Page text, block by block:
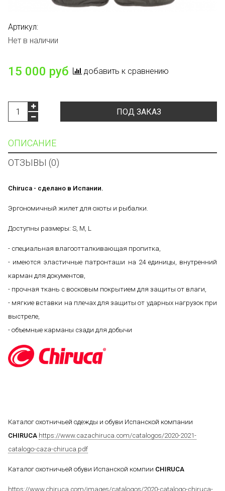
Артикул:
Нет в наличии
15 000 руб добавить к сравнению
ПОД ЗАКАЗ
ОПИСАНИЕ
ОТЗЫВЫ (0)
Chiruca - сделано в Испании.
Эргономичный жилет для охоты и рыбалки.
Доступны размеры: S, M, L
- специальная влагоотталкивающая пропитка,
- имеются эластичные патронташи на 24 единицы, внутренний
карман для документов,
- прочная ткань с восковым покрытием для защиты от влаги,
- мягкие вставки на плечах для защиты от ударных нагрузок при
выстреле,
- объемные карманы сзади для добычи
Каталог охотничьей одежды и обуви Испанской компании
CHIRUCA https://www.cazachiruca.com/catalogos/2020-2021-
catalogo-caza-chiruca.pdf
Каталог охотничьей обуви Испанской компии CHIRUCA
https://www.chiruca.com/images/catalogos/2020-catalogo-chiruca-